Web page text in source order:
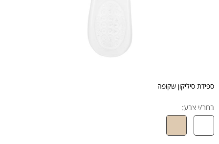
ספידת סיליקון שקופה
בחר/י צבע: